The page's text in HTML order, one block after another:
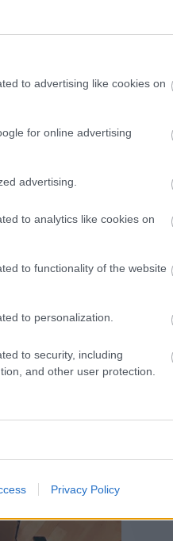
to advertising like cookies on
for online advertising
advertising.
to analytics like cookies on
to functionality of the website
to personalization.
to security, including
and other user protection.
Privacy Policy
Apukámtól
szín
Kisgyerekként is
kutya voltam.
viszi bele,
a mondatot, és
működünk.